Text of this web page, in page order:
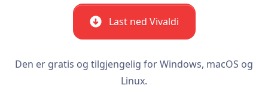
Last ned Vivaldi
Den er gratis og tilgjengelig for Windows, macOS og
Linux.